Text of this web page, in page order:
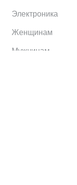
Электроника
Женщинам
Мужчинам